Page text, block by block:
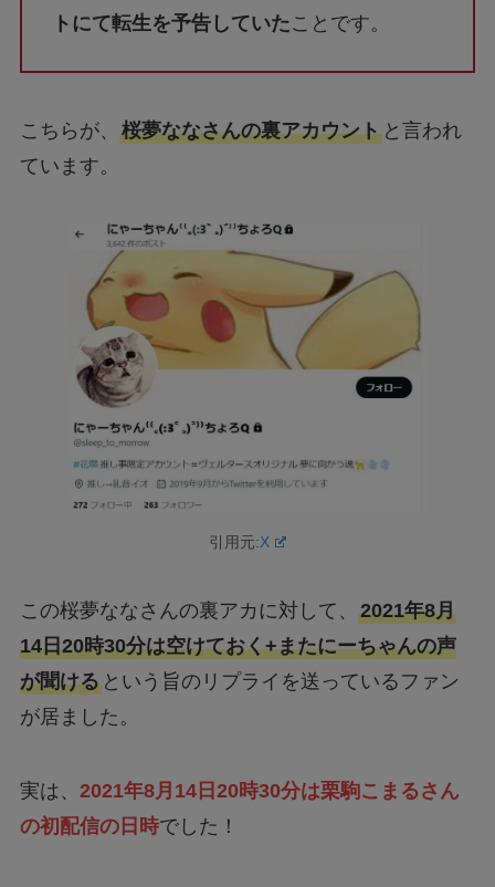
トにて転生を予告していたことです。
こちらが、 桜夢ななさんの裏アカウントと言われ
ています。
引用元:X
この桜夢ななさんの裏アカに対して、 2021年8月
14日20時30分は空けておく+またにーちゃんの声
が聞けるという旨のリプライを送っているファン
が居ました。
実は、 2021年8月14日20時30分は栗駒こまるさん
の初配信の日時でした！